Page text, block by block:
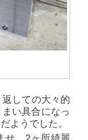
しての大々的
い具合になっ
ようでした。
せ、2ヶ所綺麗